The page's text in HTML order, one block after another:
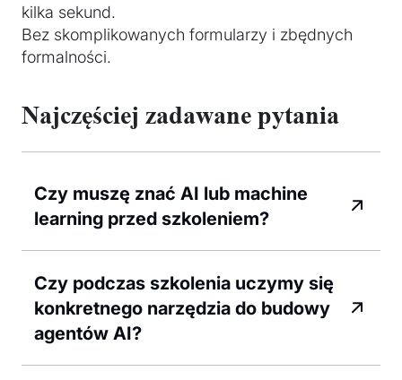
kilka sekund.
Bez skomplikowanych formularzy i zbędnych
formalności.
Najczęściej zadawane pytania
Czy muszę znać AI lub machine
learning przed szkoleniem?
Czy podczas szkolenia uczymy się
konkretnego narzędzia do budowy
agentów AI?